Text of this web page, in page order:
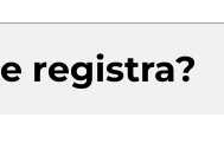
registra?